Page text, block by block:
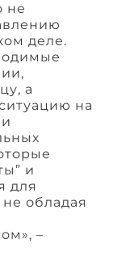
не
деле.
а
на
и
для
обладая
–